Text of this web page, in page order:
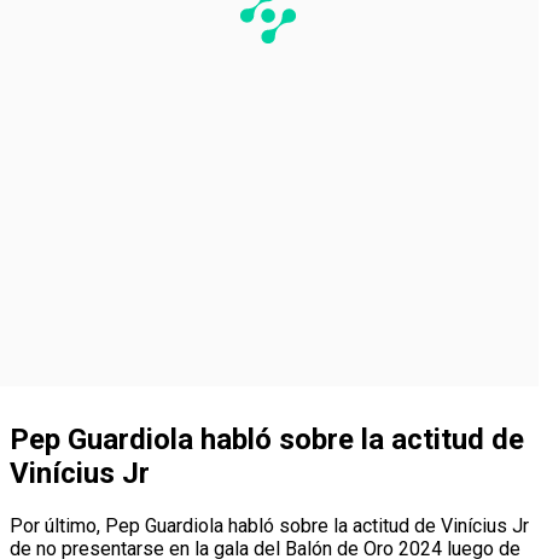
Pep Guardiola habló sobre la actitud de
Vinícius Jr
Por último, Pep Guardiola habló sobre la actitud de Vinícius Jr
de no presentarse en la gala del Balón de Oro 2024 luego de